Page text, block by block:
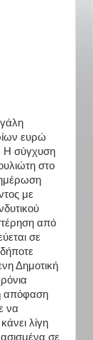
ευρώ
Η σύγχυση
στο
με
από
σε
Δημοτική
απόφαση
να
λίγη
σε